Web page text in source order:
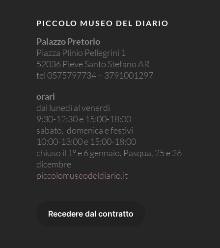
PICCOLO MUSEO DEL DIARIO
Palazzo Pretorio
Piazza Plinio Pellegrini 1
52036 Pieve Santo Stefano AR
tel 0575797734 – 3791001297
orari
dal lunedì al venerdì
9:30-12:30 e 15:00-18:00
sabato, domenica e festivi
10:00-13:00 e 15:00-18:00
chiuso il 1° e 6 gennaio, Pasqua, 25 e 26
dicembre
piccolomuseodeldiario.it